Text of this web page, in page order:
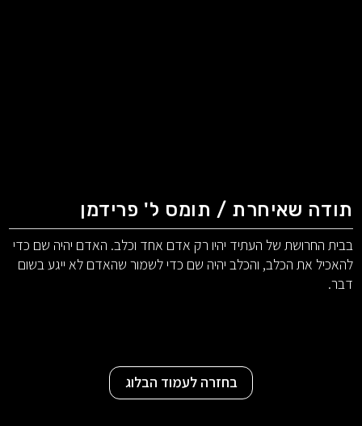
תודה שאיחרת / תומס ל' פרידמן
בבית החרושת של העתיד יהיו רק אדם אחד וכלב. האדם יהיה שם כדי
להאכיל את הכלב, והכלב יהיה שם כדי לשמור שהאדם לא ייגע בשום
דבר.
בחזרה לעמוד הבלוג